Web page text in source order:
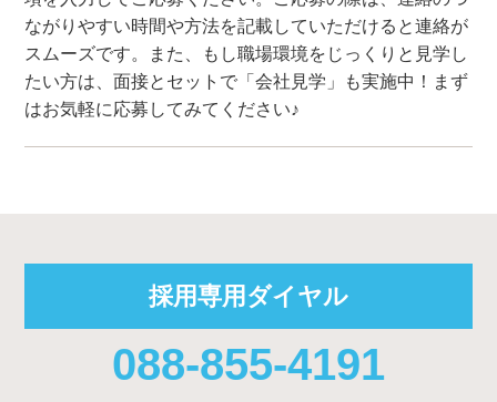
ながりやすい時間や方法を記載していただけると連絡が
スムーズです。また、もし職場環境をじっくりと見学し
たい方は、面接とセットで「会社見学」も実施中！まず
はお気軽に応募してみてください♪
採用専用ダイヤル
088-855-4191